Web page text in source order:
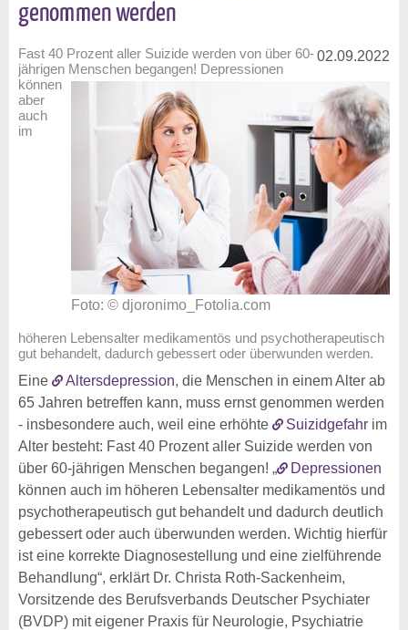
genommen werden
02.09.2022
Foto: © djoronimo_Fotolia.com
Fast 40 Prozent aller Suizide werden von über 60-
jährigen Menschen begangen! Depressionen
können
aber
auch
im
höheren Lebensalter medikamentös und psychotherapeutisch
gut behandelt, dadurch gebessert oder überwunden werden.
Eine
Altersdepression, die Menschen in einem Alter ab
65 Jahren betreffen kann, muss ernst genommen werden
- insbesondere auch, weil eine erhöhte
Suizidgefahr im
Alter besteht: Fast 40 Prozent aller Suizide werden von
über 60-jährigen Menschen begangen! „
Depressionen
können auch im höheren Lebensalter medikamentös und
psychotherapeutisch gut behandelt und dadurch deutlich
gebessert oder auch überwunden werden. Wichtig hierfür
ist eine korrekte Diagnosestellung und eine zielführende
Behandlung“, erklärt Dr. Christa Roth-Sackenheim,
Vorsitzende des Berufsverbands Deutscher Psychiater
(BVDP) mit eigener Praxis für Neurologie, Psychiatrie